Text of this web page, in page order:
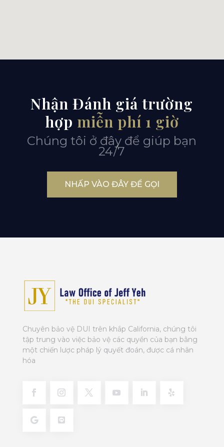
Nhận Đánh giá trường
hợp miễn phí 1 giờ
Chúng tôi ở đây để giúp bạn
24/7
NHẤP VÀO ĐÂY ĐỂ GỌI
Chuyên bảo vệ DUI trên khắp California, chúng tôi
tập trung vào việc bảo vệ các quyền của bạn bằng
một chiến lược pháp lý quyết đoán, được cá nhân
hóa